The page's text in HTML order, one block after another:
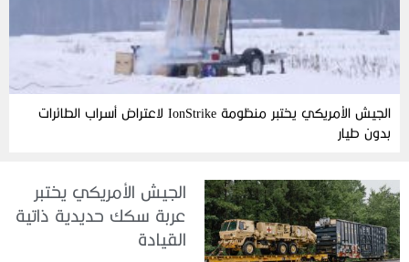
الجيش الأمريكي يختبر منظومة IonStrike لاعتراض أسراب الطائرات
بدون طيار
الجيش الأمريكي يختبر
عربة سكك حديدية ذاتية
القيادة